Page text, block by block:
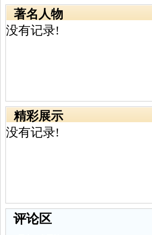
著名人物
没有记录!
精彩展示
没有记录!
评论区